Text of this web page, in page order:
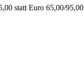
statt Euro 65,00/95,00